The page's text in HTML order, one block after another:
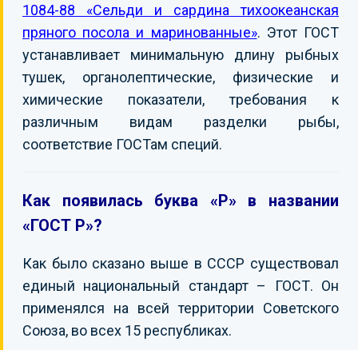
1084-88 «Сельди и сардина тихоокеанская
пряного посола и маринованные». Этот ГОСТ
устанавливает минимальную длину рыбных
тушек, органолептические, физические и
химические показатели, требования к
различным видам разделки рыбы,
соответствие ГОСТам специй.
Как появилась буква «Р» в названии
«ГОСТ Р»?
Как было сказано выше в СССР существовал
единый национальный стандарт – ГОСТ. Он
применялся на всей территории Советского
Союза, во всех 15 республиках.